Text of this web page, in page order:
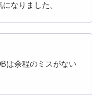
なりました。
は余程のミスがない